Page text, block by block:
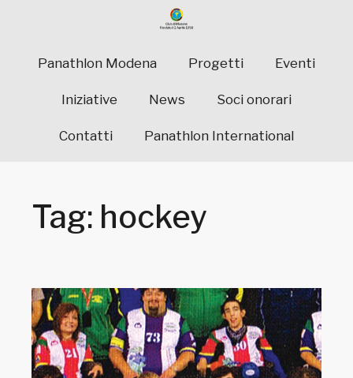
Panathlon Modena Progetti Eventi
Iniziative News Soci onorari
Contatti Panathlon International
Tag: hockey